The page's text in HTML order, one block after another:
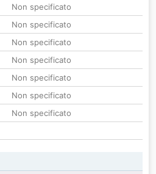
Non specificato
Non specificato
Non specificato
Non specificato
Non specificato
Non specificato
Non specificato